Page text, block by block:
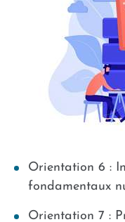
Orientation 6 :
fondamentaux
Orientation 7 :